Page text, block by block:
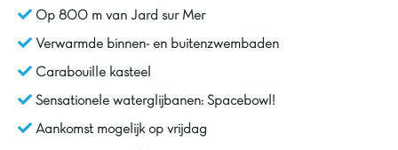
Op 800 m van Jard sur Mer
Verwarmde binnen- en buitenzwembaden
Carabouille kasteel
Sensationele waterglijbanen: Spacebowl!
Aankomst mogelijk op vrijdag